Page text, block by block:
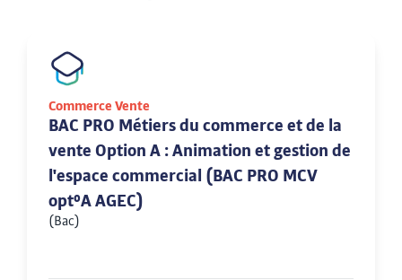
Commerce Vente
BAC PRO Métiers du commerce et de la
vente Option A : Animation et gestion de
l'espace commercial (BAC PRO MCV
opt°A AGEC)
(Bac)